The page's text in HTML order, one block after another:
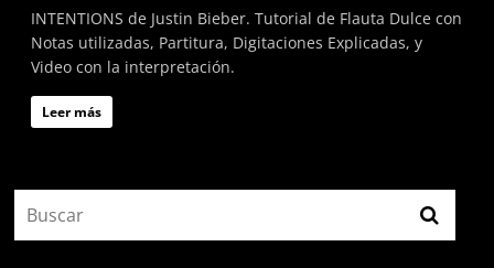
alemana.
INTENTIONS de Justin Bieber. Tutorial de Flauta Dulce con
Notas utilizadas, Partitura, Digitaciones Explicadas, y
Video con la interpretación.
Leer más